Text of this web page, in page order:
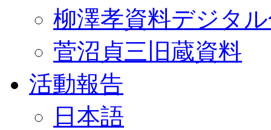
柳澤孝資料デジタ
菅沼貞三旧蔵資料
活動報告
日本語